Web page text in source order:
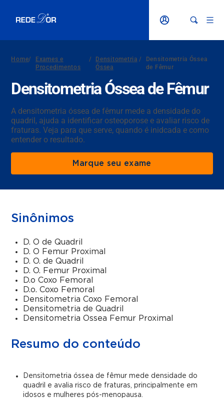
Home/
Exames e
Procedimentos
/
Densitometria
Óssea
/
Densitometria Óssea
de Fêmur
Densitometria Óssea de Fêmur
A densitometria óssea de fêmur mede a densidade do
quadril, ajuda a identificar osteoporose e avaliar risco de
fraturas. Veja para que serve, quando é inidcada e como
entender o resultado.
Marque seu exame
Sinônimos
D. O de Quadril
D. O Femur Proximal
D. O. de Quadril
D. O. Femur Proximal
D.o Coxo Femoral
D.o. Coxo Femoral
Densitometria Coxo Femoral
Densitometria de Quadril
Densitometria Ossea Femur Proximal
Resumo do conteúdo
Densitometria óssea de fêmur mede densidade do
quadril e avalia risco de fraturas, principalmente em
idosos e mulheres pós-menopausa.